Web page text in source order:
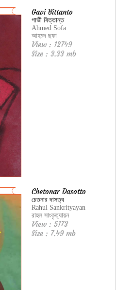
Gavi Bittanto
গাভী বিত্তান্ত
Ahmed Sofa
আহমদ ছফা
View : 12749
Size : 3.33 mb
Chetonar Dasotto
চেতনার দাসত্ব
Rahul Sankrityayan
রাহুল সাংকৃত্যায়ন
View : 5173
Size : 7.49 mb